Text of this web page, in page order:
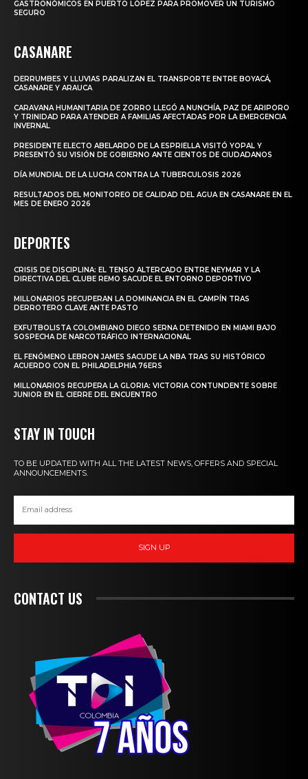
GASTRONÓMICOS EN PUERTO LÓPEZ PARA PROMOVER UN TURISMO
SEGURO
CASANARE
DERRUMBES Y LLUVIAS PARALIZAN EL TRANSPORTE ENTRE BOYACÁ,
CASANARE Y ARAUCA
CARAVANA HUMANITARIA DE ZORRO LLEGÓ A NUNCHÍA, PAZ DE ARIPORO
Y TRINIDAD PARA ATENDER A FAMILIAS AFECTADAS POR LA EMERGENCIA
INVERNAL
PRESIDENTE ELECTO ABELARDO DE LA ESPRIELLA VISITÓ YOPAL Y
PRESENTÓ SU VISIÓN DE GOBIERNO ANTE CIENTOS DE CIUDADANOS
DÍA MUNDIAL DE LA LUCHA CONTRA LA TUBERCULOSIS 2026
RESULTADOS DEL MONITOREO DE CALIDAD DEL AGUA EN CASANARE EN EL
MES DE ENERO 2026
DEPORTES
CRISIS DE DISCIPLINA: EL TENSO ALTERCADO ENTRE NEYMAR Y LA
DIRECTIVA DEL CLUBE REMO SACUDE EL ENTORNO DEPORTIVO
MILLONARIOS RECUPERAN LA DOMINANCIA EN EL CAMPÍN TRAS
DERROTERO CLAVE ANTE PASTO
EXFUTBOLISTA COLOMBIANO DIEGO SERNA DETENIDO EN MIAMI BAJO
SOSPECHA DE NARCOTRÁFICO INTERNACIONAL
EL FENÓMENO LEBRON JAMES SACUDE LA NBA TRAS SU HISTÓRICO
ACUERDO CON EL PHILADELPHIA 76ERS
MILLONARIOS RECUPERA LA GLORIA: VICTORIA CONTUNDENTE SOBRE
JUNIOR EN EL CIERRE DEL ENCUENTRO
STAY IN TOUCH
TO BE UPDATED WITH ALL THE LATEST NEWS, OFFERS AND SPECIAL
ANNOUNCEMENTS.
SIGN UP
CONTACT US